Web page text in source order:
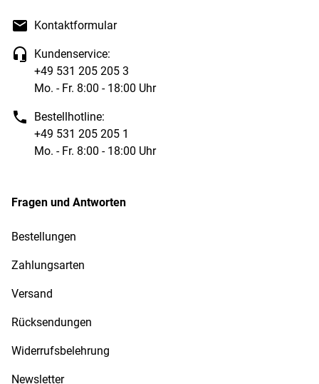
Kontaktformular
Kundenservice:
+49 531 205 205 3
Mo. - Fr. 8:00 - 18:00 Uhr
Bestellhotline:
+49 531 205 205 1
Mo. - Fr. 8:00 - 18:00 Uhr
Fragen und Antworten
Bestellungen
Zahlungsarten
Versand
Rücksendungen
Widerrufsbelehrung
Newsletter